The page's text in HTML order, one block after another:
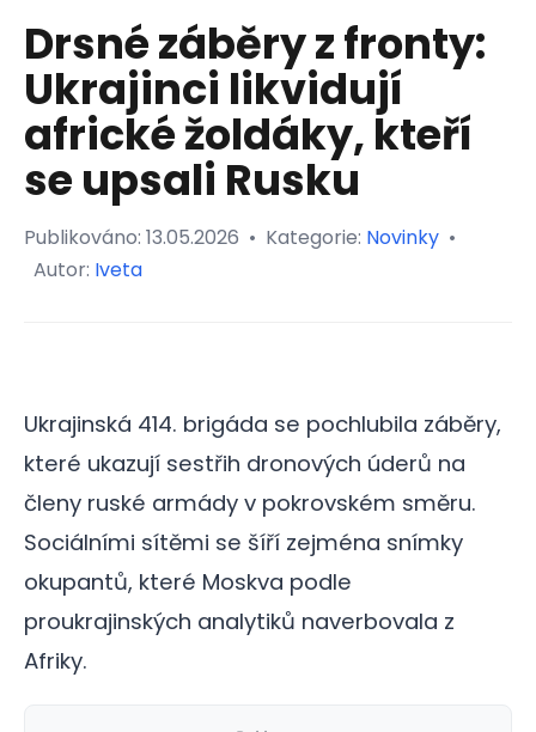
Drsné záběry z fronty:
Ukrajinci likvidují
africké žoldáky, kteří
se upsali Rusku
Publikováno: 13.05.2026 • Kategorie: Novinky •
Autor: Iveta
Ukrajinská 414. brigáda se pochlubila záběry,
které ukazují sestřih dronových úderů na
členy ruské armády v pokrovském směru.
Sociálními sítěmi se šíří zejména snímky
okupantů, které Moskva podle
proukrajinských analytiků naverbovala z
Afriky.